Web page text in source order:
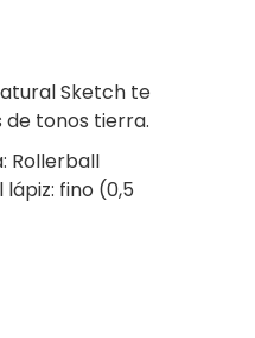
Sketch te
tonos tierra.
Rollerball
fino (0,5